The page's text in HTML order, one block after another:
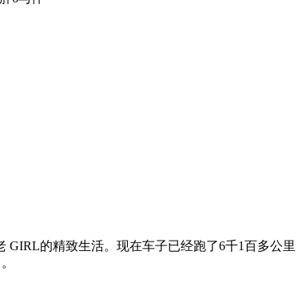
的精致生活。现在车子已经跑了6千1百多公